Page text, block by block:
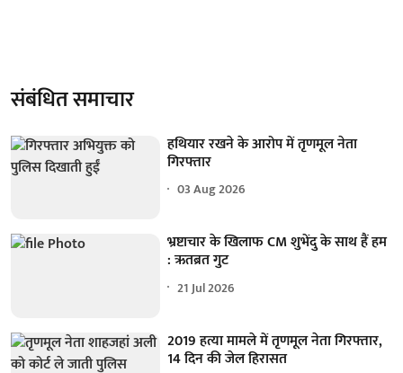
संबंधित समाचार
हथियार रखने के आरोप में तृणमूल नेता
गिरफ्तार
03 Aug 2026
भ्रष्टाचार के खिलाफ CM शुभेंदु के साथ हैं हम
: ऋतब्रत गुट
21 Jul 2026
2019 हत्या मामले में तृणमूल नेता गिरफ्तार,
14 दिन की जेल हिरासत